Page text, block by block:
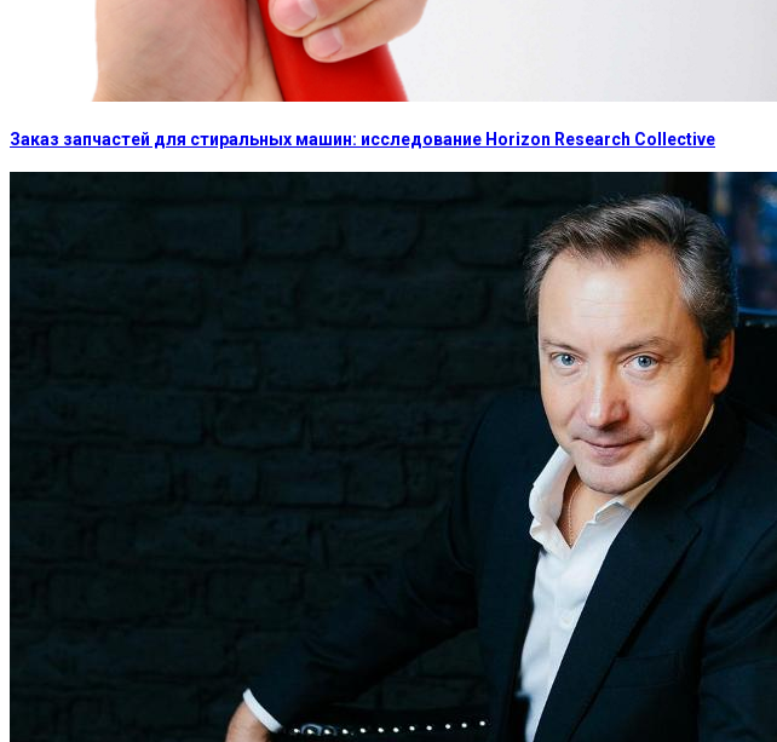
Заказ запчастей для стиральных машин: исследование Horizon Research Collective